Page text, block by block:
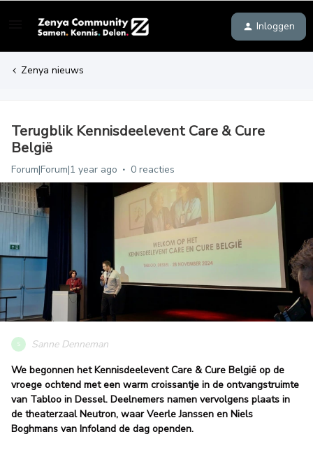
Inloggen
Zenya nieuws
Terugblik Kennisdeelevent Care & Cure
België
Forum|Forum|1 year ago 0 reacties
S
Sanne Denneman
We begonnen het Kennisdeelevent Care & Cure België op de
vroege ochtend met een warm croissantje in de ontvangstruimte
van Tabloo in Dessel. Deelnemers namen vervolgens plaats in
de theaterzaal Neutron, waar Veerle Janssen en Niels
Boghmans van Infoland de dag openden.